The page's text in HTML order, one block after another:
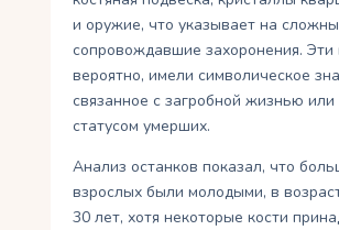
и оружие, что указывает на
сопровождавшие захоронения. Эти
вероятно, имели символическое
связанное с загробной жизнью
статусом умерших.
Анализ останков показал, что
взрослых были молодыми, в
30 лет, хотя некоторые кости